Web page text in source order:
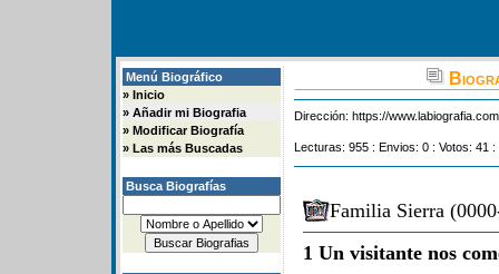
Menú Biográfico
» Inicio
» Añadir mi Biografia
» Modificar Biografía
» Las más Buscadas
Busca Biografías
Dirección: https://
Lecturas: 955 : Envios: 0 : Votos: 41
Familia Sierra
1 Un visitante nos